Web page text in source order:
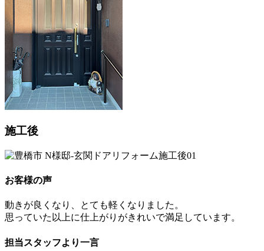
施工後
お客様の声
動きが良くなり、とても軽くなりました。
思っていた以上に仕上がりがきれいで満足しています。
担当スタッフより一言